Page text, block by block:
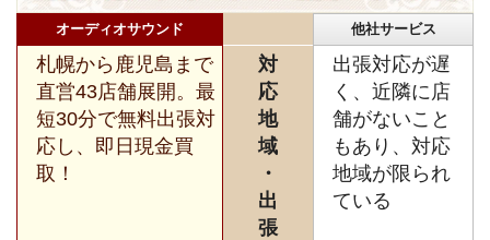
オーディオサウンド 他社サービス
札幌から鹿児島まで
直営43店舗展開。最
短30分で無料出張対
応し、即日現金買
取！
対
応
地
域
・
出
張
出張対応が遅
く、近隣に店
舗がないこと
もあり、対応
地域が限られ
ている